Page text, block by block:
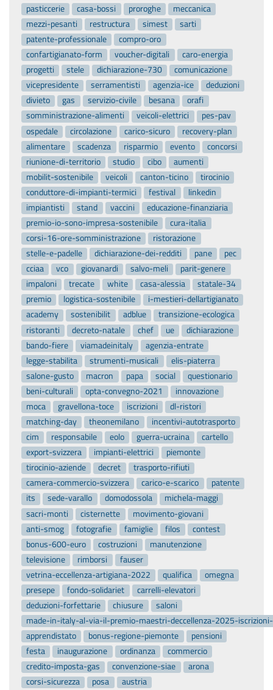
pasticcerie
casa-bossi proroghe
meccanica
mezzi-pesanti
restructura simest
sarti
patente-professionale
compro-oro
confartigianato-form
voucher-digitali
caro-energia
progetti
stele dichiarazione-730
comunicazione
vicepresidente
serramentisti agenzia-ice
deduzioni
divieto
gas servizio-civile besana
orafi
somministrazione-alimenti
veicoli-elettrici
pes-pav
ospedale
circolazione carico-sicuro
recovery-plan
alimentare
scadenza risparmio evento
concorsi
riunione-di-territorio
studio cibo
aumenti
mobilit-sostenibile
veicoli canton-ticino
tirocinio
conduttore-di-impianti-termici
festival
linkedin
impiantisti
stand vaccini
educazione-finanziaria
premio-io-sono-impresa-sostenibile
cura-italia
corsi-16-ore-somministrazione
ristorazione
stelle-e-padelle
dichiarazione-dei-redditi pane
pec
cciaa
vco giovanardi salvo-meli
parit-genere
impaloni
trecate white casa-alessia
statale-34
premio
logistica-sostenibile
i-mestieri-dellartigianato
academy
sostenibilit adblue
transizione-ecologica
ristoranti
decreto-natale chef ue
dichiarazione
bando-fiere
viamadeinitaly
agenzia-entrate
legge-stabilita
strumenti-musicali
elis-piaterra
salone-gusto
macron papa social
questionario
beni-culturali
opta-convegno-2021
innovazione
moca
gravellona-toce iscrizioni
dl-ristori
matching-day
theonemilano
incentivi-autotrasporto
cim
responsabile eolo guerra-ucraina
cartello
export-svizzera
impianti-elettrici
piemonte
tirocinio-aziende
decret
trasporto-rifiuti
camera-commercio-svizzera
carico-e-scarico
patente
its
sede-varallo domodossola
michela-maggi
sacri-monti
cisternette
movimento-giovani
anti-smog
fotografie famiglie filos
contest
bonus-600-euro
costruzioni
manutenzione
televisione
rimborsi
fauser
vetrina-eccellenza-artigiana-2022
qualifica
omegna
presepe
fondo-solidariet
carrelli-elevatori
deduzioni-forfettarie
chiusure
saloni
made-in-italy-al-via-il-premio-maestri-deccellenza-2025-
apprendistato
bonus-regione-piemonte
pensioni
festa
inaugurazione ordinanza
commercio
credito-imposta-gas
convenzione-siae
arona
corsi-sicurezza
posa
austria